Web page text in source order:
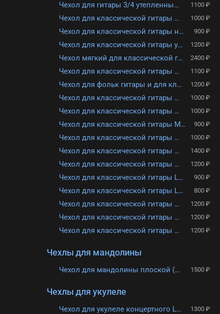
Чехол для гитары 3/4 утепленный, с карманом, 2 заплечных ремня Лютнер ЛЧГ3/4 1100 ₽
Чехол для классической гитары MARTIN ROMAS ГК-2 серый 1000 ₽
Чехол для классической гитары неутепленный Lutner ЛЧГК1/1 900 ₽
Чехол для классической гитары утепленный, с карманом, 2 заплечных ремня ЛЮТНЕР ЛЧГК2/1 1200 ₽
Чехол мягкий для классической гитары 4/4 Lutner MLCG-41 2400 ₽
Чехол для классической гитары размером 1/2, MEZZO MZ-ChGC-1/2g 1100 ₽
Чехол для фольк гитары и для классической 40" Lutner LFG-2 1200 ₽
Чехол для классической гитары Martin Romas ГК-2 черный 1000 ₽
Чехол для классической гитары MARTIN ROMAS ГК-2 - РОЗОВЫЙ (утепленный) 1000 ₽
Чехол для классической гитары MARTIN ROMAS ГК-1 -СИНИЙ 900 ₽
Чехол для классической гитары Solo ЧГК 2/1 1000 ₽
Чехол для классической гитары FLIGHT FBG-1105 1400 ₽
Чехол для классической гитары 1/2 FLIGHT FBG-6055 1200 ₽
Чехол для классической гитары Lutner LCG-1 900 ₽
Чехол для классической гитары Lutner LCG-0 800 ₽
Чехол для классической гитары Flight FBG-1089 1200 ₽
Чехол для классической гитары Flight FBG-1055 1200 ₽
Чехол для классической гитары 3/4 FLIGHT FBG-5055 1200 ₽
Чехлы для мандолины
Чехол для мандолины плоской (португальской) Lutner LMP-2 1500 ₽
Чехлы для укулеле
Чехол для укулеле концертного Lutner LUC-2 УК2 1300 ₽